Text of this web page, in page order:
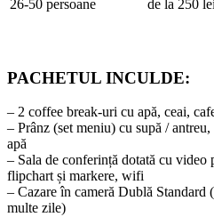
26-50 persoane
de la 250 lei
PACHETUL INCULDE:
– 2 coffee break-uri cu apă, ceai,
– Prânz (set meniu) cu supă /
apă
– Sala de conferință dotată cu video
flipchart și markere, wifi
– Cazare în cameră Dublă Standard
multe zile)